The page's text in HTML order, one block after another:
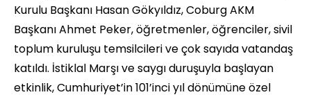
Kurulu Başkanı Hasan Gökyıldız, Coburg AKM
Başkanı Ahmet Peker, öğretmenler, öğrenciler, sivil
toplum kuruluşu temsilcileri ve çok sayıda vatandaş
katıldı. İstiklal Marşı ve saygı duruşuyla başlayan
etkinlik, Cumhuriyet’in 101’inci yıl dönümüne özel